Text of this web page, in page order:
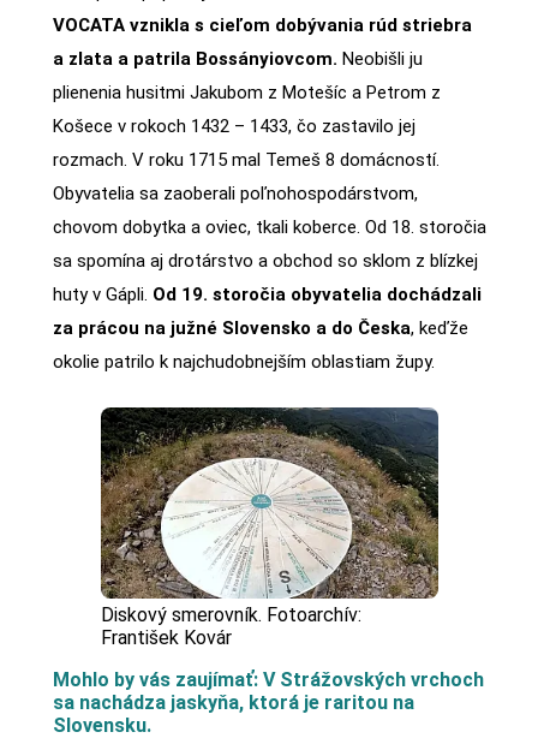
VOCATA vznikla s cieľom dobývania rúd striebra
a zlata a patrila Bossányiovcom. Neobišli ju
plienenia husitmi Jakubom z Motešíc a Petrom z
Košece v rokoch 1432 – 1433, čo zastavilo jej
rozmach. V roku 1715 mal Temeš 8 domácností.
Obyvatelia sa zaoberali poľnohospodárstvom,
chovom dobytka a oviec, tkali koberce. Od 18. storočia
sa spomína aj drotárstvo a obchod so sklom z blízkej
huty v Gápli. Od 19. storočia obyvatelia dochádzali
za prácou na južné Slovensko a do Česka, keďže
okolie patrilo k najchudobnejším oblastiam župy.
Diskový smerovník. Fotoarchív:
František Kovár
Mohlo by vás zaujímať: V Strážovských vrchoch
sa nachádza jaskyňa, ktorá je raritou na
Slovensku.